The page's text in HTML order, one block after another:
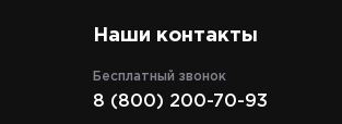
Наши контакты
Бесплатный звонок
8 (800) 200-70-93